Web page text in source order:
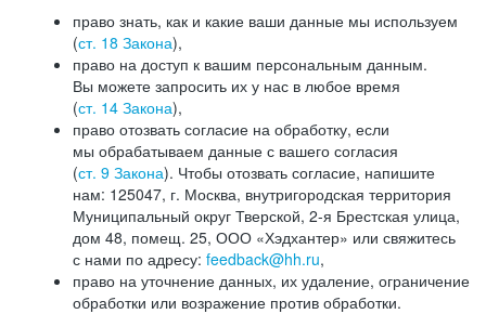
право знать, как и какие ваши данные мы используем
(ст. 18 Закона),
право на доступ к вашим персональным данным.
Вы можете запросить их у нас в любое время
(ст. 14 Закона),
право отозвать согласие на обработку, если
мы обрабатываем данные с вашего согласия
(ст. 9 Закона). Чтобы отозвать согласие, напишите
нам: 125047, г. Москва, внутригородская территория
Муниципальный округ Тверской, 2-я Брестская улица,
дом 48, помещ. 25, ООО «Хэдхантер» или свяжитесь
с нами по адресу: feedback@hh.ru,
право на уточнение данных, их удаление, ограничение
обработки или возражение против обработки.